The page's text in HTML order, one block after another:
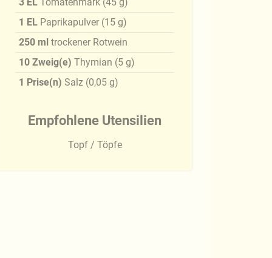
3 EL Tomatenmark (45 g)
1 EL Paprikapulver (15 g)
250 ml trockener Rotwein
10 Zweig(e) Thymian (5 g)
1 Prise(n) Salz (0,05 g)
Empfohlene Utensilien
Topf / Töpfe